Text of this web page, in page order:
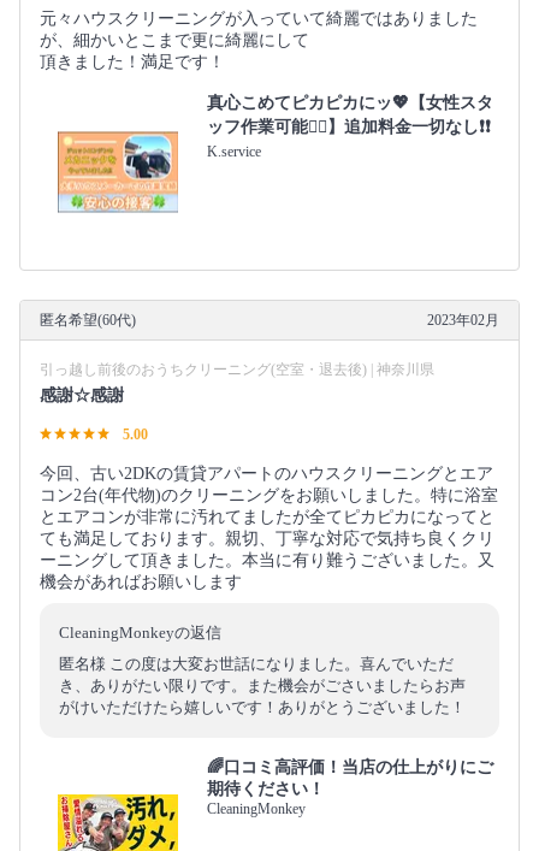
元々ハウスクリーニングが入っていて綺麗ではありました
が、細かいとこまで更に綺麗にして
頂きました！満足です！
真心こめてピカピカにッ💖【女性スタ
ッフ作業可能🙆‍♀️】追加料金一切なし❗️❗️
K.service
匿名希望(60代) 2023年02月
引っ越し前後のおうちクリーニング(空室・退去後) | 神奈川県
感謝☆感謝
5.00
今回、古い2DKの賃貸アパートのハウスクリーニングとエア
コン2台(年代物)のクリーニングをお願いしました。特に浴室
とエアコンが非常に汚れてましたが全てピカピカになってと
ても満足しております。親切、丁寧な対応で気持ち良くクリ
ーニングして頂きました。本当に有り難うございました。又
機会があればお願いします
CleaningMonkeyの返信
匿名様 この度は大変お世話になりました。喜んでいただ
き、ありがたい限りです。また機会がごさいましたらお声
がけいただけたら嬉しいです！ありがとうございました！
🌈口コミ高評価！当店の仕上がりにご
期待ください！
CleaningMonkey